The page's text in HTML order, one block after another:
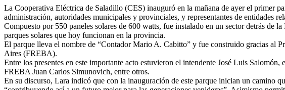
La Cooperativa Eléctrica de Saladillo (CES) inauguró en la mañana de ayer el primer
administración, autoridades municipales y provinciales, y representantes de entidades
Compuesto por 550 paneles solares de 600 watts, fue instalado en un sector detrás
parques solares que hoy funcionan en la provincia.
El parque lleva el nombre de “Contador Mario A. Cabitto” y fue construido gracias al
Aires (FREBA).
Entre los presentes en este importante acto estuvieron el intendente José Luis
FREBA Juan Carlos Simunovich, entre otros.
En su discurso, Lara indicó que con la inauguración de este parque inician un camino